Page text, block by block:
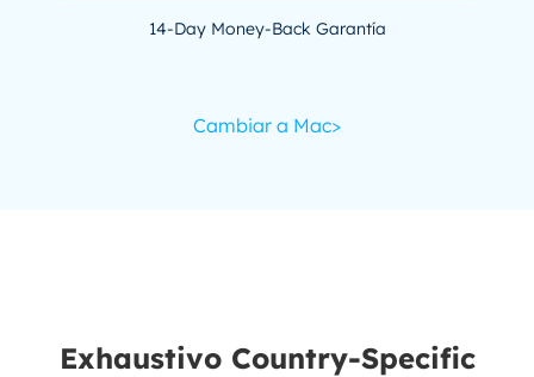
14-Day Money-Back Garantía
Cambiar a Mac>
Exhaustivo Country-Specific